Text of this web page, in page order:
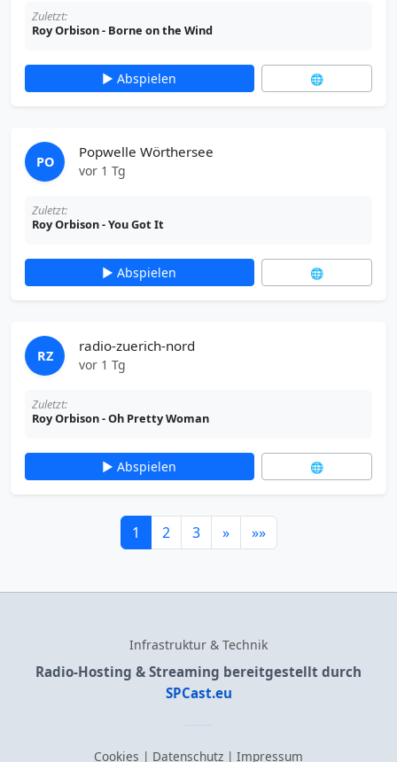
Zuletzt:
Roy Orbison - Borne on the Wind
▶ Abspielen 🌐
PO
Popwelle Wörthersee
vor 1 Tg
Zuletzt:
Roy Orbison - You Got It
▶ Abspielen 🌐
RZ
radio-zuerich-nord
vor 1 Tg
Zuletzt:
Roy Orbison - Oh Pretty Woman
▶ Abspielen 🌐
1 2 3 » »»
Infrastruktur & Technik
Radio-Hosting & Streaming bereitgestellt durch
SPCast.eu
Cookies | Datenschutz | Impressum